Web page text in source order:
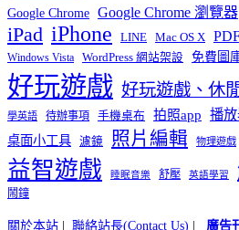
Google Chrome Google Chrome 瀏覽器
iPad iPhone LINE Mac OS X
Windows Vista WordPress 網站架設 免費圖
好玩遊戲 好玩遊戲、休
學英語 待辦事項 手機桌布 拍照app 播
桌面小工具 濾鏡 照片編輯 物理遊戲
益智遊戲 睡眠音樂 舒壓 英語學習
鬧鐘
關於本站 | 聯絡站長(Contact Us) | 廣告